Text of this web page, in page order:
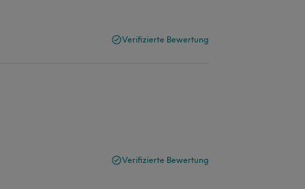
Verifizierte Bewertung
Verifizierte Bewertung